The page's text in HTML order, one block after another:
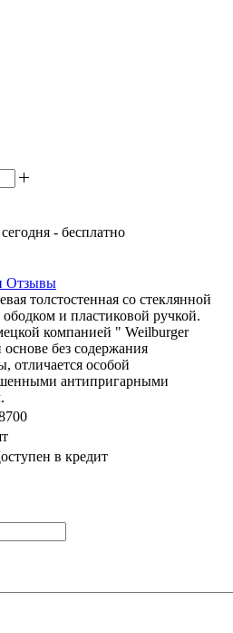
- бесплатно
Отзывы
толстостенная со стеклянной
и пластиковой ручкой.
компанией " Weilburger
без содержания
отличается особой
антипригарными
в кредит